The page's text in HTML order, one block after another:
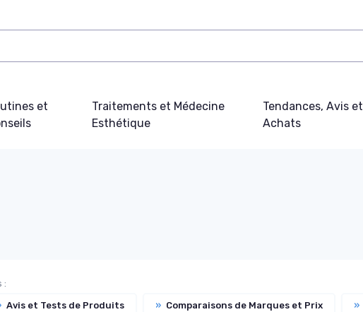
et
Traitements et Médecine
Esthétique
Tendances, Avis et
Achats
:
Avis et Tests de Produits » Comparaisons de Marques et Prix »